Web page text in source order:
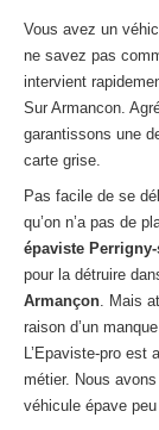
Tousles
CENTREVHU
Centre
Centre
Centre
Centre
Centre
Centre
Vous avez un
ne savez pas
intervient
Sur Armancon.
garantissons une
carte grise.
Pas facile de se
qu’on n’a pas de
épaviste
pour la détruire
Armançon. Mais
raison d’un
L’Epaviste-pro est
métier. Nous
véhicule épave